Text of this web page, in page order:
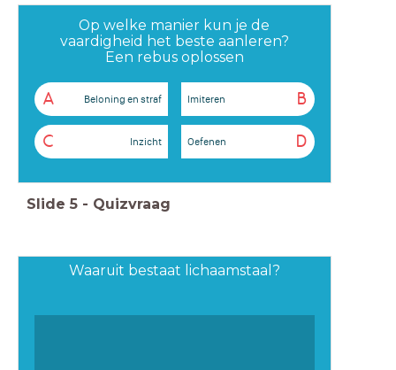
Op welke manier kun je de
vaardigheid het beste aanleren?
Een rebus oplossen
A Beloning en straf B
Imiteren
C Inzicht D
Oefenen
Slide 5 - Quizvraag
Waaruit bestaat lichaamstaal?